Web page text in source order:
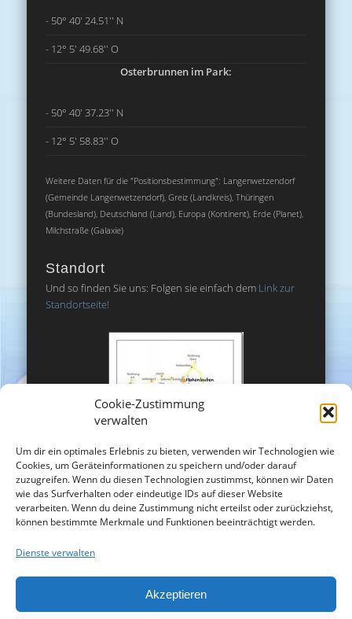
Cookie-Zustimmung
verwalten
Um dir ein optimales Erlebnis zu bieten, verwenden wir Technologien wie
Cookies, um Geräteinformationen zu speichern und/oder darauf
zuzugreifen. Wenn du diesen Technologien zustimmst, können wir Daten
wie das Surfverhalten oder eindeutige IDs auf dieser Website
verarbeiten. Wenn du deine Zustimmung nicht erteilst oder zurückziehst,
können bestimmte Merkmale und Funktionen beeinträchtigt werden.
Dienste verwalten
Akzeptieren
- 50° 40' 24.51'' N
- 12° 5' 49.68'' O
Osterbrunnen im Park:
- 50° 40' 37.23'' N
- 12° 5' 58.83'' O
Weitere Daten für die "Positionsbestimmung": Langenwetzendorf
(Gemeinde Langenwetzendorf), Greiz (Landkreis), Thüringen
(Bundesland), Deutschland (Land), Europa (Kontinent), Erde (Planet),
Milchstraße (Galaxie)
Standort
Und so finden Sie uns: Folgen sie einfach dem Link zur
Standortseite!